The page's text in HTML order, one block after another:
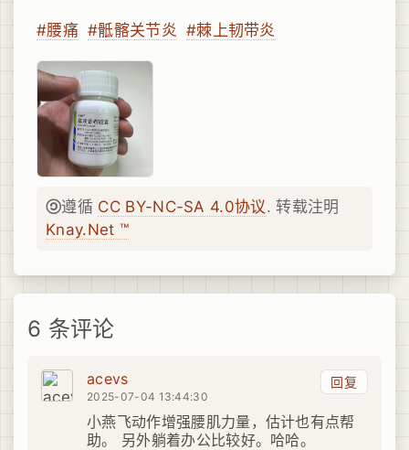
#腰痛 #骶髂关节炎 #棘上韧带炎
遵循 CC BY-NC-SA 4.0协议. 转载注明
Knay.Net ™
6 条评论
回复
acevs
2025-07-04 13:44:30
小燕飞动作增强腰肌力量，估计也有点帮
助。 另外躺着办公比较好。哈哈。